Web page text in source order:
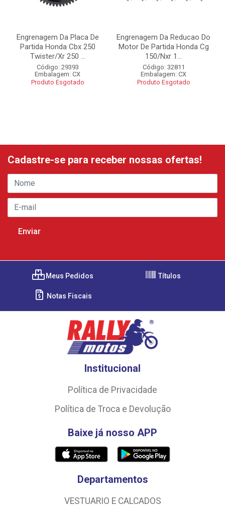
Engrenagem Da Placa De
Partida Honda Cbx 250
Twister/Xr 250 ...
Código: 29393
Embalagem: CX
Produto Esgotado
Engrenagem Da Reducao Do
Motor De Partida Honda Cg
150/Nxr 1...
Código: 32811
Embalagem: CX
Produto Esgotado
Cadastre-se para receber nossas ofertas!
Meus Pedidos Títulos
Notas Fiscais
Institucional
Política de Privacidade
Política de Troca e Devolução
Baixe já nosso APP
Departamentos
VESTUARIO E CALCADOS